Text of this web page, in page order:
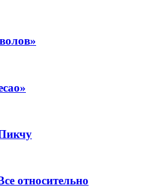
относительно